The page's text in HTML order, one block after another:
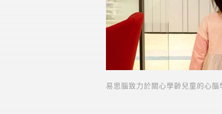
易思腦致力於關心學齡兒童的心腦